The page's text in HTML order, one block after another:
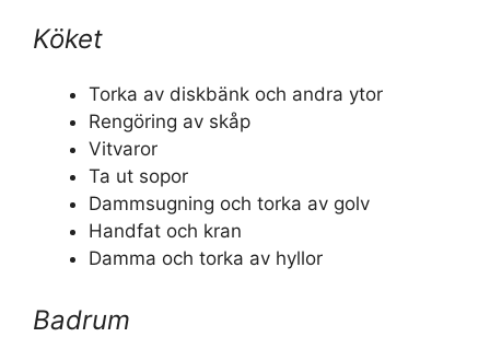
Köket
Torka av diskbänk och andra ytor
Rengöring av skåp
Vitvaror
Ta ut sopor
Dammsugning och torka av golv
Handfat och kran
Damma och torka av hyllor
Badrum